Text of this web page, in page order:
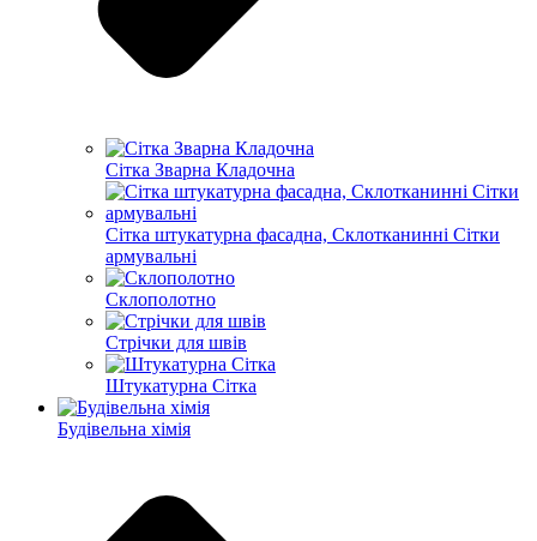
Сітка Зварна Кладочна
Сітка штукатурна фасадна, Склотканинні Сітки
армувальні
Склополотно
Стрічки для швів
Штукатурна Сітка
Будівельна хімія